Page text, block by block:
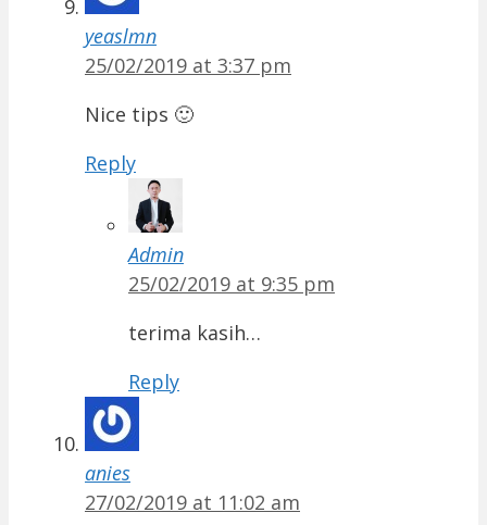
yeaslmn
25/02/2019 at 3:37 pm
Nice tips 🙂
Reply
Admin
25/02/2019 at 9:35 pm
terima kasih…
Reply
anies
27/02/2019 at 11:02 am